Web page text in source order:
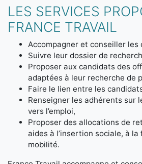
LES SERVICES
FRANCE TRAVAIL
Accompagner et conseiller les
Suivre leur dossier de
Proposer aux candidats des
adaptées à leur recherche de
Faire le lien entre les
Renseigner les adhérents sur
vers l’emploi,
Proposer des allocations de
aides à l’insertion sociale, à
mobilité.